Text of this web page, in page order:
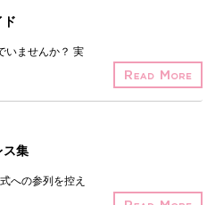
ド
いませんか？ 実
ス集
への参列を控え